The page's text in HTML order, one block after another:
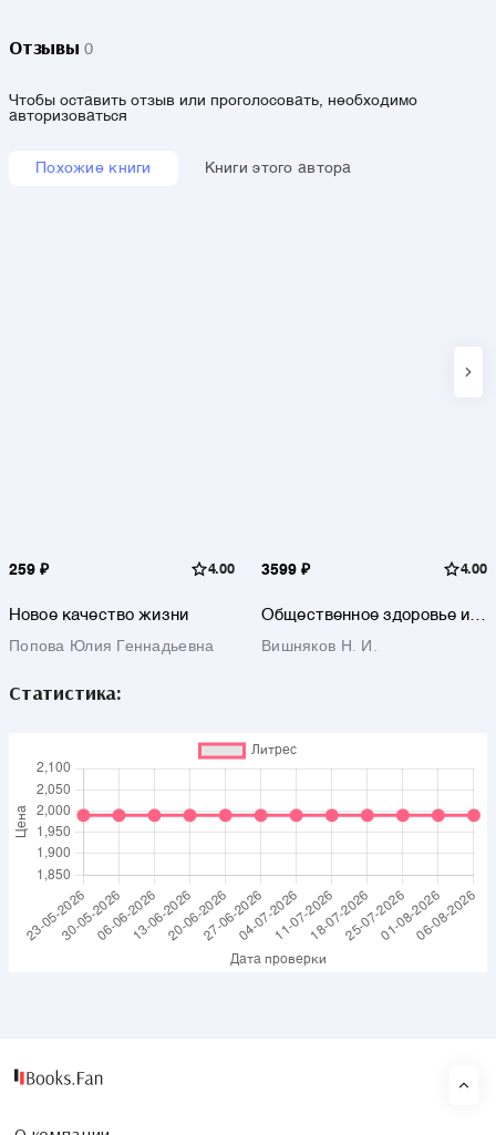
Отзывы 0
Чтобы оставить отзыв или проголосовать, необходимо
авторизоваться
Похожие книги Книги этого автора
259 ₽ 4.00
Новое качество жизни
Попова Юлия Геннадьевна
3599 ₽ 4.00
Общественное здоровье и
Вишняков Н. И.
Статистика: